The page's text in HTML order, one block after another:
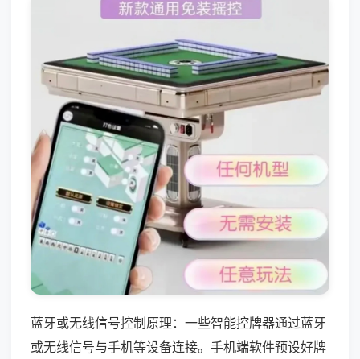
蓝牙或无线信号控制原理：一些智能控牌器通过蓝牙
或无线信号与手机等设备连接。手机端软件预设好牌